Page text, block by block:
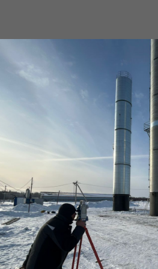
ВОДОНАПОРНЫЕ БАШНИ РОЖНОВСКОГО
ВАКАНСИИ